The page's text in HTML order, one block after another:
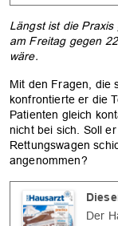
Längst ist die
am Freitag gegen
wäre.
Mit den Fragen, die
konfrontierte er die
Patienten gleich
nicht bei sich. Soll
Rettungswagen
angenommen?
Der